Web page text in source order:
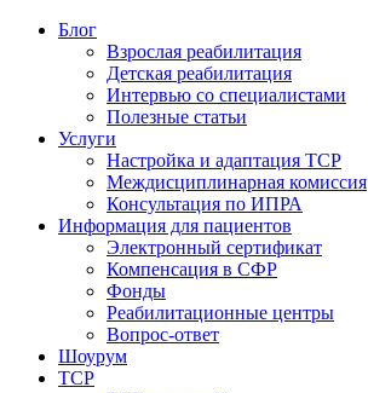
Блог
Взрослая реабилитация
Детская реабилитация
Интервью со специалистами
Полезные статьи
Услуги
Настройка и адаптация ТСР
Междисциплинарная комиссия
Консультация по ИПРА
Информация для пациентов
Электронный сертификат
Компенсация в СФР
Фонды
Реабилитационные центры
Вопрос-ответ
Шоурум
ТСР